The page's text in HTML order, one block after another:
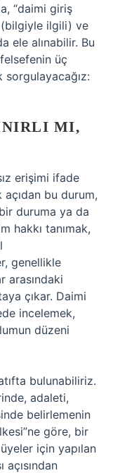
“daimi giriş
(bilgiyle ilgili) ve
ele alınabilir. Bu
üç
sorgulayacağız:
MI,
erişimi ifade
bu durum,
duruma ya da
hakkı tanımak,
genellikle
arasındaki
çıkar. Daimi
incelemek,
düzeni
bulunabiliriz.
adaleti,
belirlemenin
göre, bir
için yapılan